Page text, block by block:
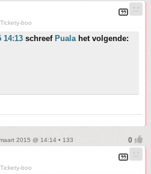
Tickety-boo
14:13 schreef Pualahet volgende:
2015 @ 14:14 • 133
Tickety-boo